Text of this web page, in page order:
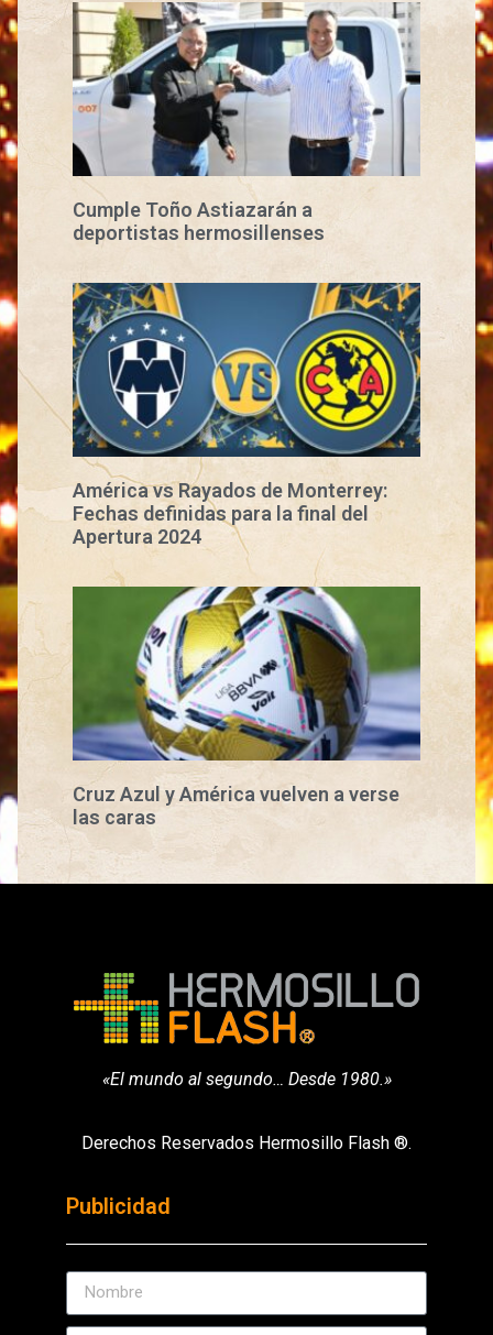
Cumple Toño Astiazarán a
deportistas hermosillenses
América vs Rayados de Monterrey:
Fechas definidas para la final del
Apertura 2024
Cruz Azul y América vuelven a verse
las caras
«El mundo al segundo… Desde 1980.»
Derechos Reservados Hermosillo Flash ®.
Publicidad